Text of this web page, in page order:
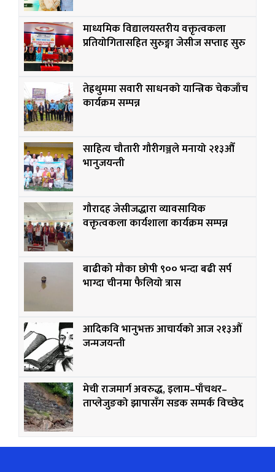
माध्यमिक विद्यालयस्तरीय वक्तृत्वकला
प्रतियोगितासहित सुरुङ्गा जेसीज सप्ताह सुरु
तेह्रथुममा सवारी साधनको यान्त्रिक चेकजाँच
कार्यक्रम सम्पन्न
साहित्य चौतारी गौरीगञ्जले मनायो २१३औँ
भानुजयन्ती
गौरादह जेसीजद्धारा व्यावसायिक
वक्तृत्वकला कार्यशाला कार्यक्रम सम्पन्न
बाढीको मौका छोपी ९०० भन्दा बढी सर्प
भाग्दा चीनमा फैलियो त्रास
आदिकवि भानुभक्त आचार्यको आज २१३औं
जन्मजयन्ती
मेची राजमार्ग अवरुद्ध, इलाम–पाँचथर–
ताप्लेजुङको झापासँग सडक सम्पर्क विच्छेद